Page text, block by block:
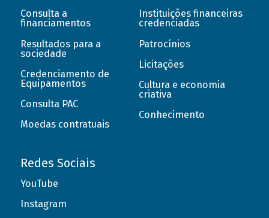
Consulta a
financiamentos
Resultados para a
sociedade
Credenciamento de
Equipamentos
Consulta PAC
Moedas contratuais
Instituições financeiras
credenciadas
Patrocínios
Licitações
Cultura e economia
criativa
Conhecimento
Redes Sociais
YouTube
Instagram